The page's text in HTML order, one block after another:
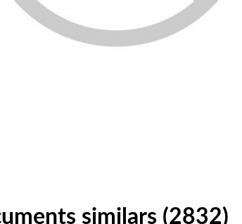
similars (2832)